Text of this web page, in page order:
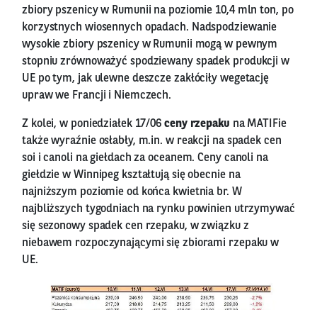
zbiory pszenicy w Rumunii na poziomie 10,4 mln ton, po
korzystnych wiosennych opadach. Nadspodziewanie
wysokie zbiory pszenicy w Rumunii mogą w pewnym
stopniu zrównoważyć spodziewany spadek produkcji w
UE po tym, jak ulewne deszcze zakłóciły wegetację
upraw we Francji i Niemczech.
Z kolei, w poniedziałek 17/06 ceny rzepaku na MATIFie
także wyraźnie osłabły, m.in. w reakcji na spadek cen
soi i canoli na giełdach za oceanem. Ceny canoli na
giełdzie w Winnipeg kształtują się obecnie na
najniższym poziomie od końca kwietnia br. W
najbliższych tygodniach na rynku powinien utrzymywać
się sezonowy spadek cen rzepaku, w związku z
niebawem rozpoczynającymi się zbiorami rzepaku w
UE.